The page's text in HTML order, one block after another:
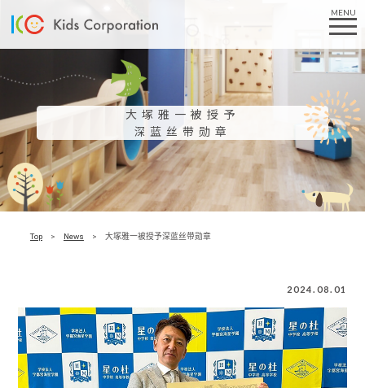
MENU
大塚雅一被授予
深蓝丝带勋章
Top News 大塚雅一被授予深蓝丝带勋章
2024.08.01